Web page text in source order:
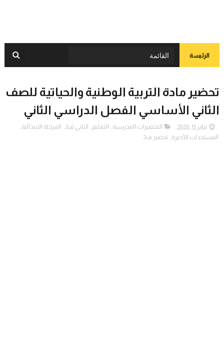
الرئيسة
تحضير مادة التربية الوطنية والحياتية للصف
الثاني الأساسي الفصل الدراسي الثاني
يناير 15, 2020 التحضيرات المدرسية, التعليم, الثاني ف2 , المرحلة الابتدائية,
المستجدات الأخيرة, تحضير ف2